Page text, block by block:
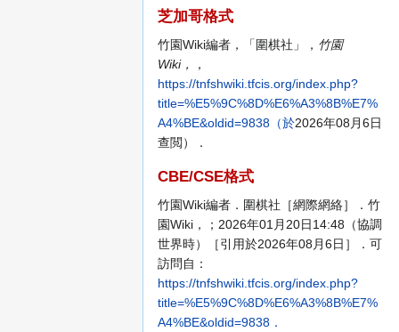
芝加哥格式
竹園Wiki編者，「圍棋社」， 竹園
Wiki，
，
https://tnfshwiki.tfcis.org/index.php?
title=%E5%9C%8D%E6%A3%8B%E7%
A4%BE&oldid=9838（於2026年08月6日
查閲）．
CBE/CSE格式
竹園Wiki編者．圍棋社［網際網絡］．竹
園Wiki，；2026年01月20日14:48（協調
世界時）［引用於2026年08月6日］．可
訪問自：
https://tnfshwiki.tfcis.org/index.php?
title=%E5%9C%8D%E6%A3%8B%E7%
A4%BE&oldid=9838．